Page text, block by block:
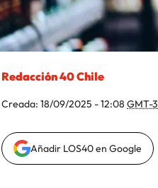
Redacción 40 Chile
Creada: 18/09/2025 - 12:08 GMT-3
Añadir LOS40 en Google